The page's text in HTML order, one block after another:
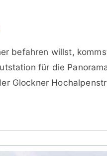
befahren willst,
für die
Glockner